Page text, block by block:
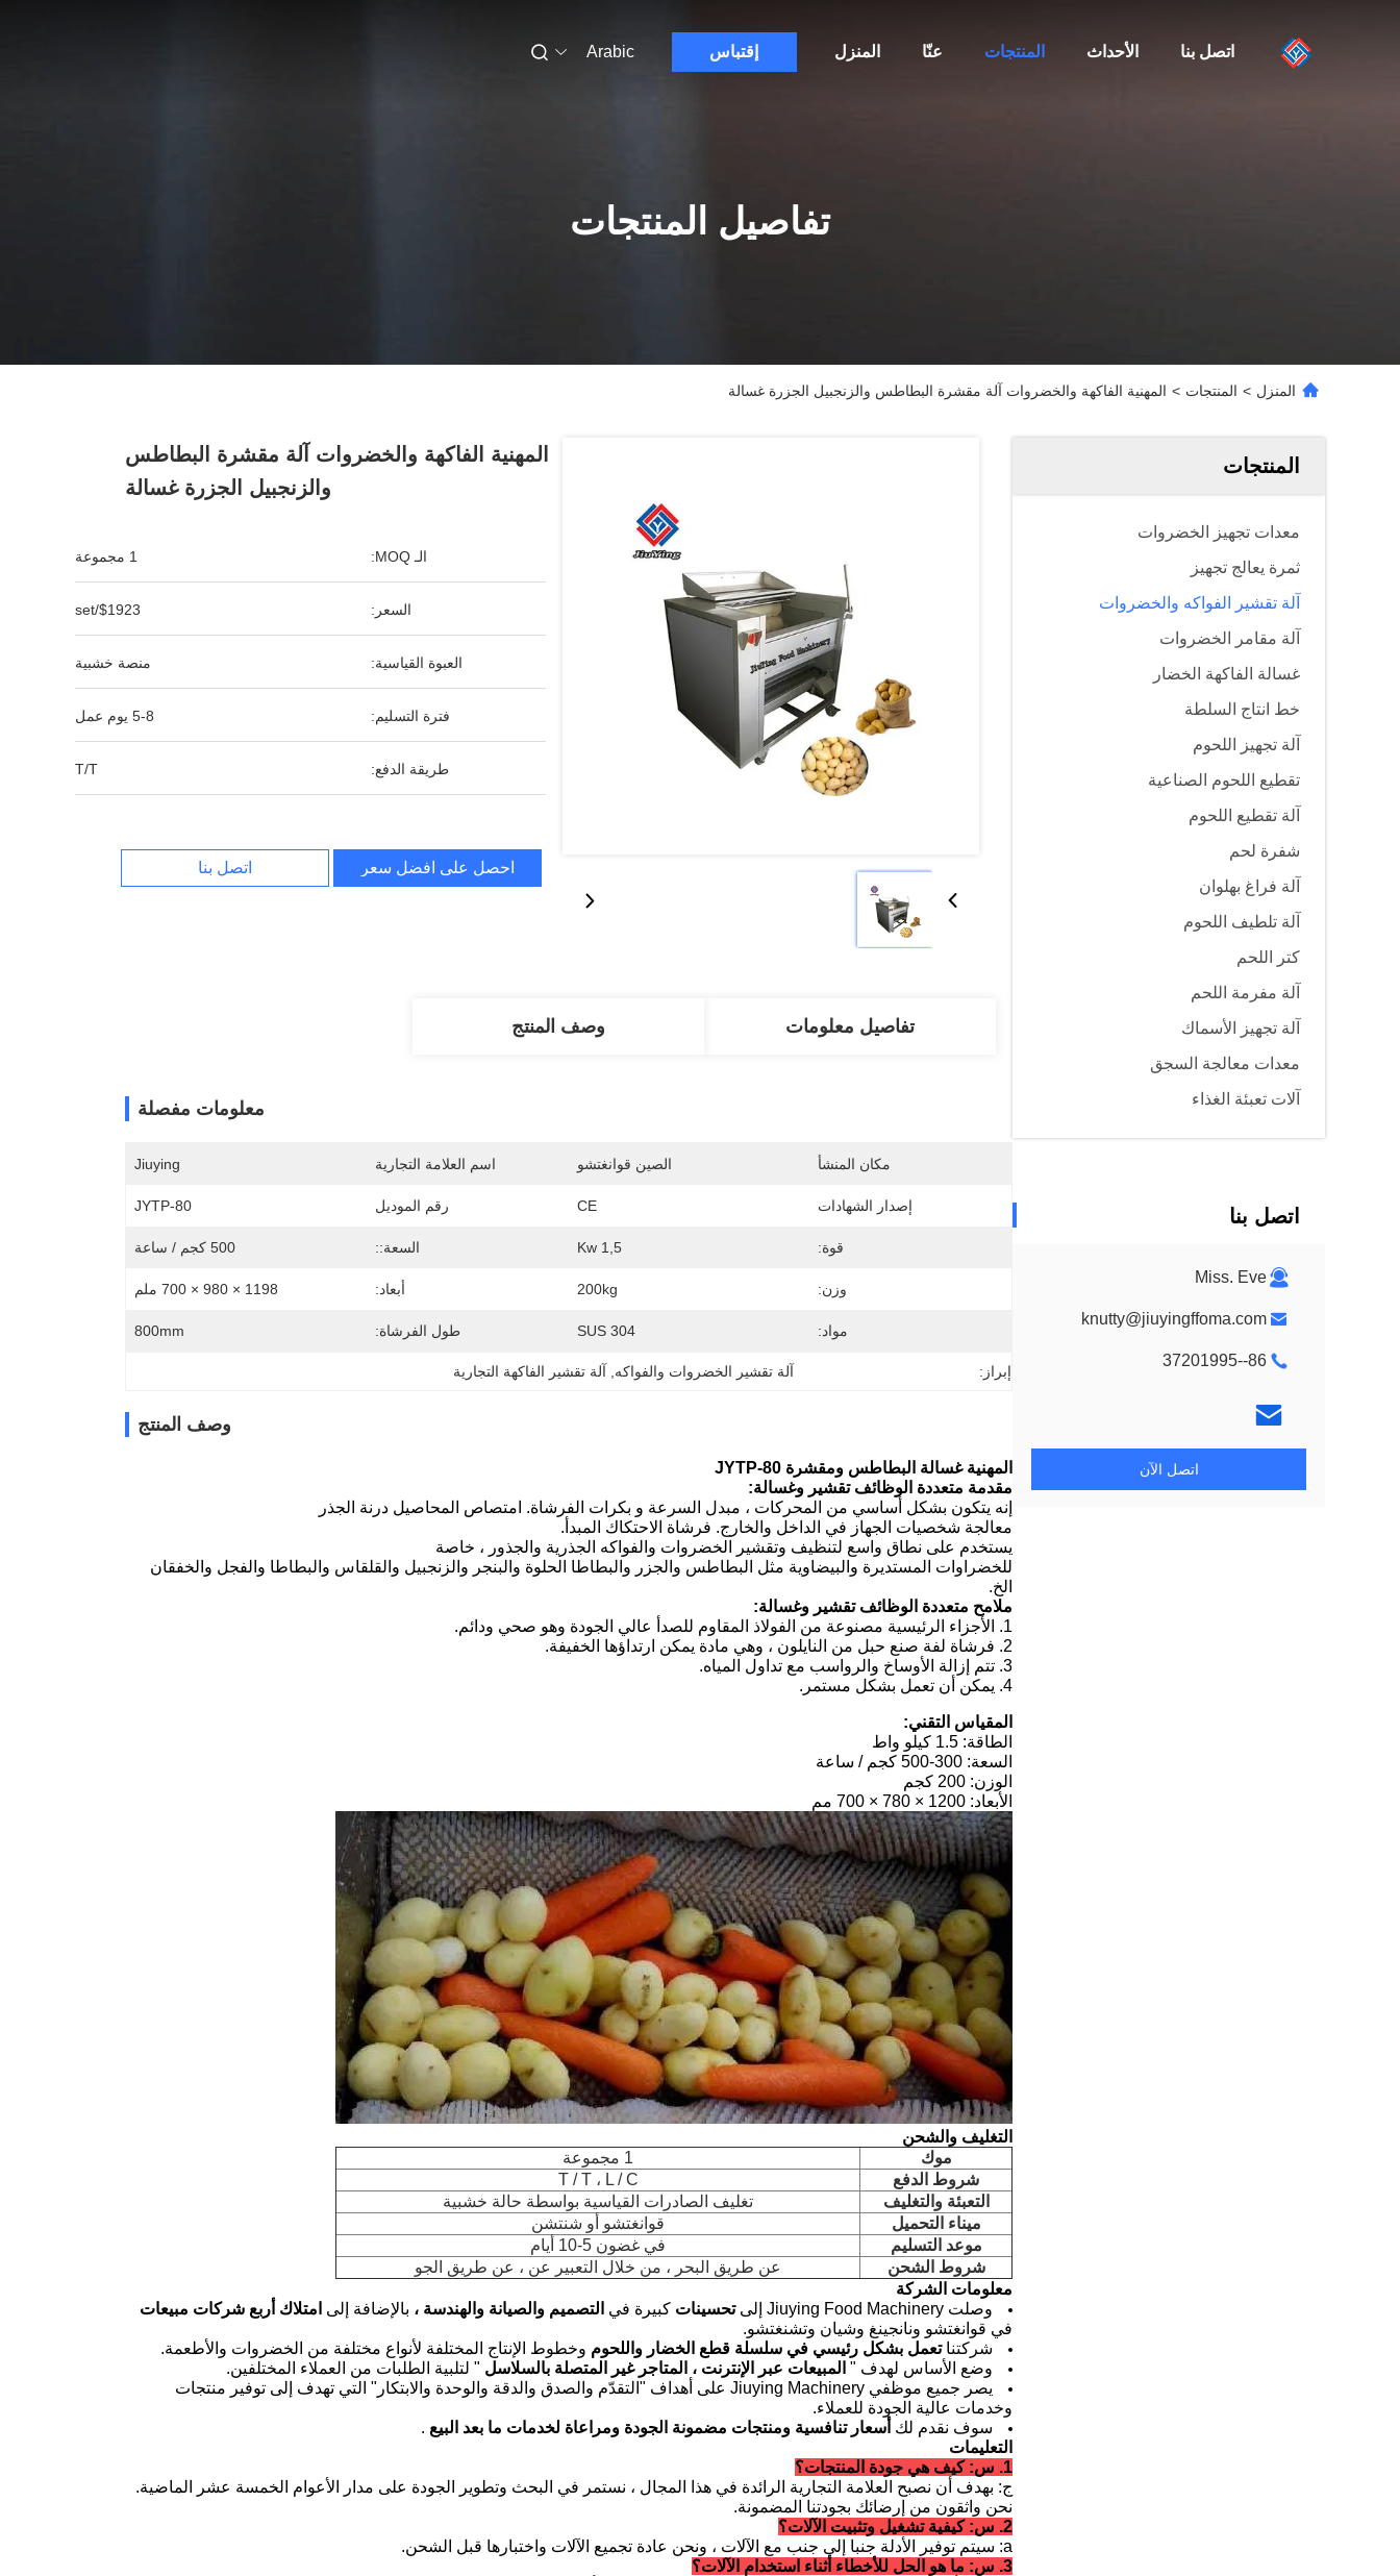
المنزل عنّا المنتجات الأحداث اتصل بنا إقتباس Arabic
تفاصيل المنتجات
المنزل > المنتجات > المهنية الفاكهة والخضروات آلة مقشرة البطاطس والزنجبيل الجزرة غسالة
المنتجات
معدات تجهيز الخضروات
ثمرة يعالج تجهيز
آلة تقشير الفواكه والخضروات
آلة مقامر الخضروات
غسالة الفاكهة الخضار
خط انتاج السلطة
آلة تجهيز اللحوم
تقطيع اللحوم الصناعية
آلة تقطيع اللحوم
شفرة لحم
آلة فراغ بهلوان
آلة تلطيف اللحوم
كتر اللحم
آلة مفرمة اللحم
آلة تجهيز الأسماك
معدات معالجة السجق
آلات تعبئة الغذاء
اتصل بنا
Miss. Eve
knutty@jiuyingffoma.com
86--37201995
اتصل الآن
المهنية الفاكهة والخضروات آلة مقشرة البطاطس
والزنجبيل الجزرة غسالة
الـ MOQ: 1 مجموعة
السعر: $1923/set
العبوة القياسية: منصة خشبية
فترة التسليم: 5-8 يوم عمل
طريقة الدفع: T/T
احصل على افضل سعر اتصل بنا
تفاصيل معلومات وصف المنتج
معلومات مفصلة
مكان المنشأ الصين قوانغتشو اسم العلامة التجارية Jiuying
إصدار الشهادات CE رقم الموديل JYTP-80
قوة: 1,5 Kw السعة:: 500 كجم / ساعة
وزن: 200kg أبعاد: 1198 × 980 × 700 ملم
مواد: SUS 304 طول الفرشاة: 800mm
إبراز: آلة تقشير الخضروات والفواكه آلة تقشير الفاكهة التجارية
وصف المنتج
المهنية غسالة البطاطس ومقشرة JYTP-80
مقدمة متعددة الوظائف تقشير وغسالة:
إنه يتكون بشكل أساسي من المحركات ، مبدل السرعة و بكرات الفرشاة. امتصاص المحاصيل درنة الجذر
معالجة شخصيات الجهاز في الداخل والخارج. فرشاة الاحتكاك المبدأ.
يستخدم على نطاق واسع لتنظيف وتقشير الخضروات والفواكه الجذرية والجذور ، خاصة
للخضراوات المستديرة والبيضاوية مثل البطاطس والجزر والبطاطا الحلوة والبنجر والزنجبيل والقلقاس والبطاطا والفجل والخفقان
الخ.
ملامح متعددة الوظائف تقشير وغسالة:
1. الأجزاء الرئيسية مصنوعة من الفولاذ المقاوم للصدأ عالي الجودة وهو صحي ودائم.
2. فرشاة لفة صنع حبل من النايلون ، وهي مادة يمكن ارتداؤها الخفيفة.
3. تتم إزالة الأوساخ والرواسب مع تداول المياه.
4. يمكن أن تعمل بشكل مستمر.
المقياس التقني:
الطاقة: 1.5 كيلو واط
السعة: 300-500 كجم / ساعة
الوزن: 200 كجم
الأبعاد: 1200 × 780 × 700 مم
التغليف والشحن
موك
1 مجموعة
شروط الدفع
T / T ، L / C
التعبئة والتغليف
تغليف الصادرات القياسية بواسطة حالة خشبية
ميناء التحميل
قوانغتشو أو شنتشن
موعد التسليم
في غضون 5-10 أيام
شروط الشحن
عن طريق البحر ، من خلال التعبير عن ، عن طريق الجو
معلومات الشركة
وصلت Jiuying Food Machinery إلى
تحسينات كبيرة في التصميم والصيانة والهندسة ، بالإضافة إلى امتلاك أربع شركات مبيعات
في قوانغتشو ونانجينغ وشيان وتشنغتشو.
شركتناتعمل بشكل رئيسي في سلسلة قطع الخضار واللحوم وخطوط الإنتاج المختلفة لأنواع مختلفة من الخضروات والأطعمة.
وضع الأساس لهدف " المبيعات عبر الإنترنت ، المتاجر غير المتصلة بالسلاسل " لتلبية الطلبات من العملاء المختلفين.
يصر جميع موظفي Jiuying Machinery على أهداف "التقدّم والصدق والدقة والوحدة والابتكار" التي تهدف إلى توفير منتجات
وخدمات عالية الجودة للعملاء.
سوف نقدم لك أسعار تنافسية ومنتجات مضمونة الجودة ومراعاة لخدمات ما بعد البيع .
التعليمات
1. س: كيف هي جودة المنتجات؟
ج: بهدف أن نصبح العلامة التجارية الرائدة في هذا المجال ، نستمر في البحث وتطوير الجودة على مدار الأعوام الخمسة عشر الماضية.
نحن واثقون من إرضائك بجودتنا المضمونة.
2. س: كيفية تشغيل وتثبيت الآلات؟
a: سيتم توفير الأدلة جنبا إلى جنب مع الآلات ، ونحن عادة تجميع الآلات واختبارها قبل الشحن.
3. س: ما هو الحل للأخطاء أثناء استخدام الآلات؟